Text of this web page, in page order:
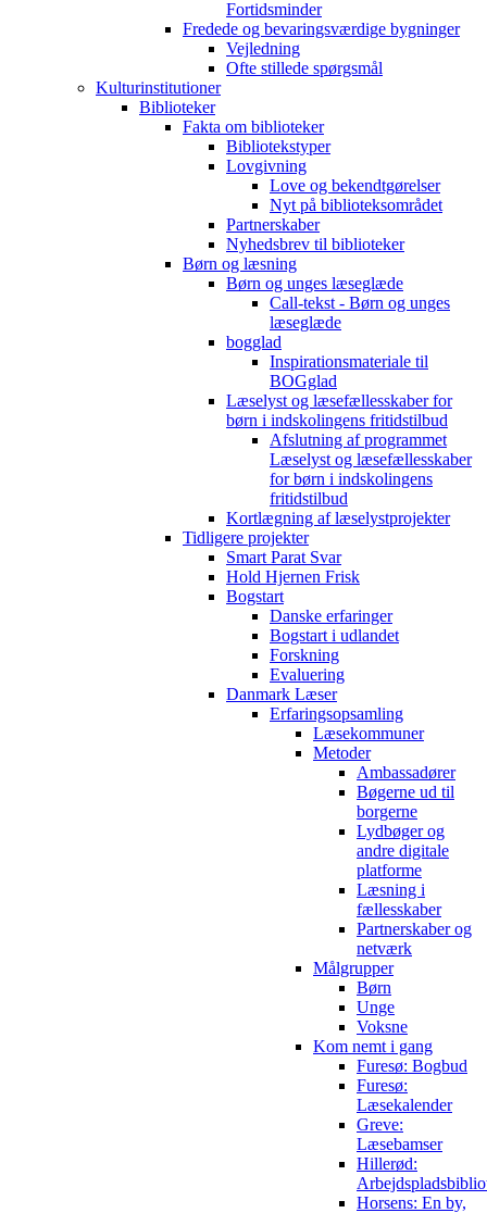
Fortidsminder
Fredede og bevaringsværdige bygninger
Vejledning
Ofte stillede spørgsmål
Kulturinstitutioner
Biblioteker
Fakta om biblioteker
Bibliotekstyper
Lovgivning
Love og bekendtgørelser
Nyt på biblioteksområdet
Partnerskaber
Nyhedsbrev til biblioteker
Børn og læsning
Børn og unges læseglæde
Call-tekst - Børn og unges
læseglæde
bogglad
Inspirationsmateriale til
BOGglad
Læselyst og læsefællesskaber for
børn i indskolingens fritidstilbud
Afslutning af programmet
Læselyst og læsefællesskaber
for børn i indskolingens
fritidstilbud
Kortlægning af læselystprojekter
Tidligere projekter
Smart Parat Svar
Hold Hjernen Frisk
Bogstart
Danske erfaringer
Bogstart i udlandet
Forskning
Evaluering
Danmark Læser
Erfaringsopsamling
Læsekommuner
Metoder
Ambassadører
Bøgerne ud til
borgerne
Lydbøger og
andre digitale
platforme
Læsning i
fællesskaber
Partnerskaber og
netværk
Målgrupper
Børn
Unge
Voksne
Kom nemt i gang
Furesø: Bogbud
Furesø:
Læsekalender
Greve:
Læsebamser
Hillerød:
Horsens: En by,